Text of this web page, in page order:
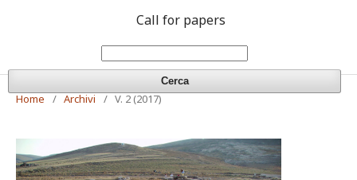
Call for papers
Cerca
Home / Archivi / V. 2 (2017)